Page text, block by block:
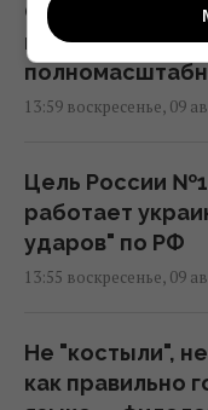
Одесса ночью
масштабный
13:59 воскресенье, 09
Цель России
работает
ударов" по РФ
13:55 воскресенье, 09
Не "костыли",
как правильно